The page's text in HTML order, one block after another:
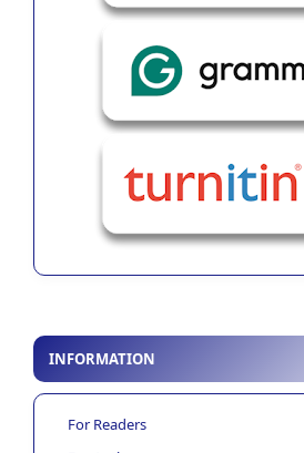
INFORMATION
For Readers